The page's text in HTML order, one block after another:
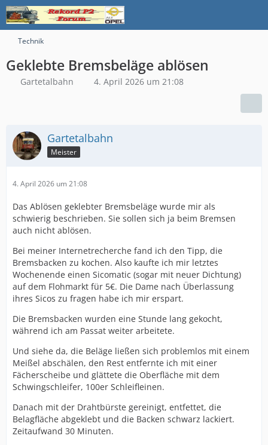
Technik
Geklebte Bremsbeläge ablösen
Gartetalbahn 4. April 2026 um 21:08
Gartetalbahn
Meister
4. April 2026 um 21:08
Das Ablösen geklebter Bremsbeläge wurde mir als
schwierig beschrieben. Sie sollen sich ja beim Bremsen
auch nicht ablösen.
Bei meiner Internetrecherche fand ich den Tipp, die
Bremsbacken zu kochen. Also kaufte ich mir letztes
Wochenende einen Sicomatic (sogar mit neuer Dichtung)
auf dem Flohmarkt für 5€. Die Dame nach Überlassung
ihres Sicos zu fragen habe ich mir erspart.
Die Bremsbacken wurden eine Stunde lang gekocht,
während ich am Passat weiter arbeitete.
Und siehe da, die Beläge ließen sich problemlos mit einem
Meißel abschälen, den Rest entfernte ich mit einer
Fächerscheibe und glättete die Oberfläche mit dem
Schwingschleifer, 100er Schleifleinen.
Danach mit der Drahtbürste gereinigt, entfettet, die
Belagfläche abgeklebt und die Backen schwarz lackiert.
Zeitaufwand 30 Minuten.